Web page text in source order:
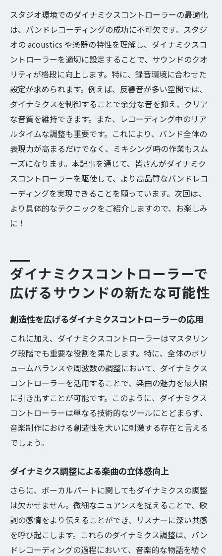
制作の未来
革命的なサウンドを生み出すダイナミクス
の魅力
音楽業界におけるダイナミクスの最新トレ
ンド
ダイナミクスがもたらす音楽の新しい価値
創造的な表現を助けるダイナミクスの可能
性
バンドレコーディングでのサウンドクオリティ
向上に必須のツール
最高の音質を追求するダイナミクス機材の
選定基準
バンドレコーディングにおけるダイナミク
ダイナミクスが支えるバンドの音楽プロダ
クション
音楽制作の質を高めるためのダイナミクス
技術
ダイナミクスコントローラーとエンジニア
リングの融合
スタジオ環境でのダイナミクスコントローラーの最適化
は、バンドレコーディングの成功に不可欠です。スタジ
オの acoustics や楽器の特性を理解し、ダイナミクスコ
ントローラーを適切に設定することで、サウンドのクオ
リティが格段に向上します。特に、録音環境に合わせた
設定が求められます。例えば、反響音が多い空間では、
ダイナミクスを制御することで余分な音を抑え、クリア
な音質を維持できます。また、レコーディング中のリア
ルタイムな調整も重要です。これにより、バンド全体の
表現力が高まるだけでなく、ミキシング時の作業もスム
ーズになります。本記事を通じて、皆さんがダイナミク
スコントローラーを駆使して、より高品質なバンドレコ
ーディングを実現できることを願っています。次回は、
より具体的なテクニックをご紹介しますので、お楽しみ
に！
ダイナミクスコントローラーで
広げるサウンドの新たな可能性
創造性を広げるダイナミクスコントローラーの応用
これに加え、ダイナミクスコントローラーはマスタリン
グ段階でも重要な役割を果たします。特に、全体のボリ
ュームバランスや周波数の調整において、ダイナミクス
コントローラーを活用することで、楽曲の魅力を最大限
に引き出すことが可能です。このように、ダイナミクス
コントローラーは単なる技術的なツールにとどまらず、
音楽制作における創造性を大いに刺激する存在と言える
でしょう。
ダイナミクス調整による楽曲の立体感向上
さらに、ボーカルパートに関してもダイナミクスの調整
は欠かせません。微細なニュアンスを捉えることで、歌
詞の感情をより伝えることができ、リスナーに深い共感
を呼び起こします。これらのダイナミクス調整は、バン
ドレコーディングの過程において、音楽的な物語を紡ぐ